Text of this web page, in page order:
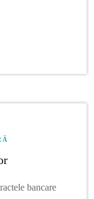
bancare